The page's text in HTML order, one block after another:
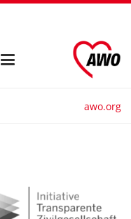
awo.org